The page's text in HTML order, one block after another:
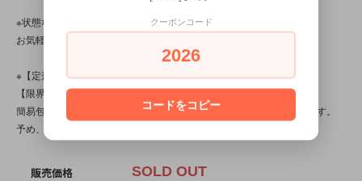
※状態など分かり辛い点、気になる点、不明点がございましたら、
お気軽にお問い合わせ下さい。
※【定形外対応商品】・【サイズ規格外】です。
【限界個数】は【5個/点】･【送料】は220～500円です。
簡易包装ですので、パッケージダメージをさらに負う可能性があります。
予め、ご了承の上で、ご選択下さい。
販売価格 SOLD OUT
クーポンコード
2026
コードをコピー